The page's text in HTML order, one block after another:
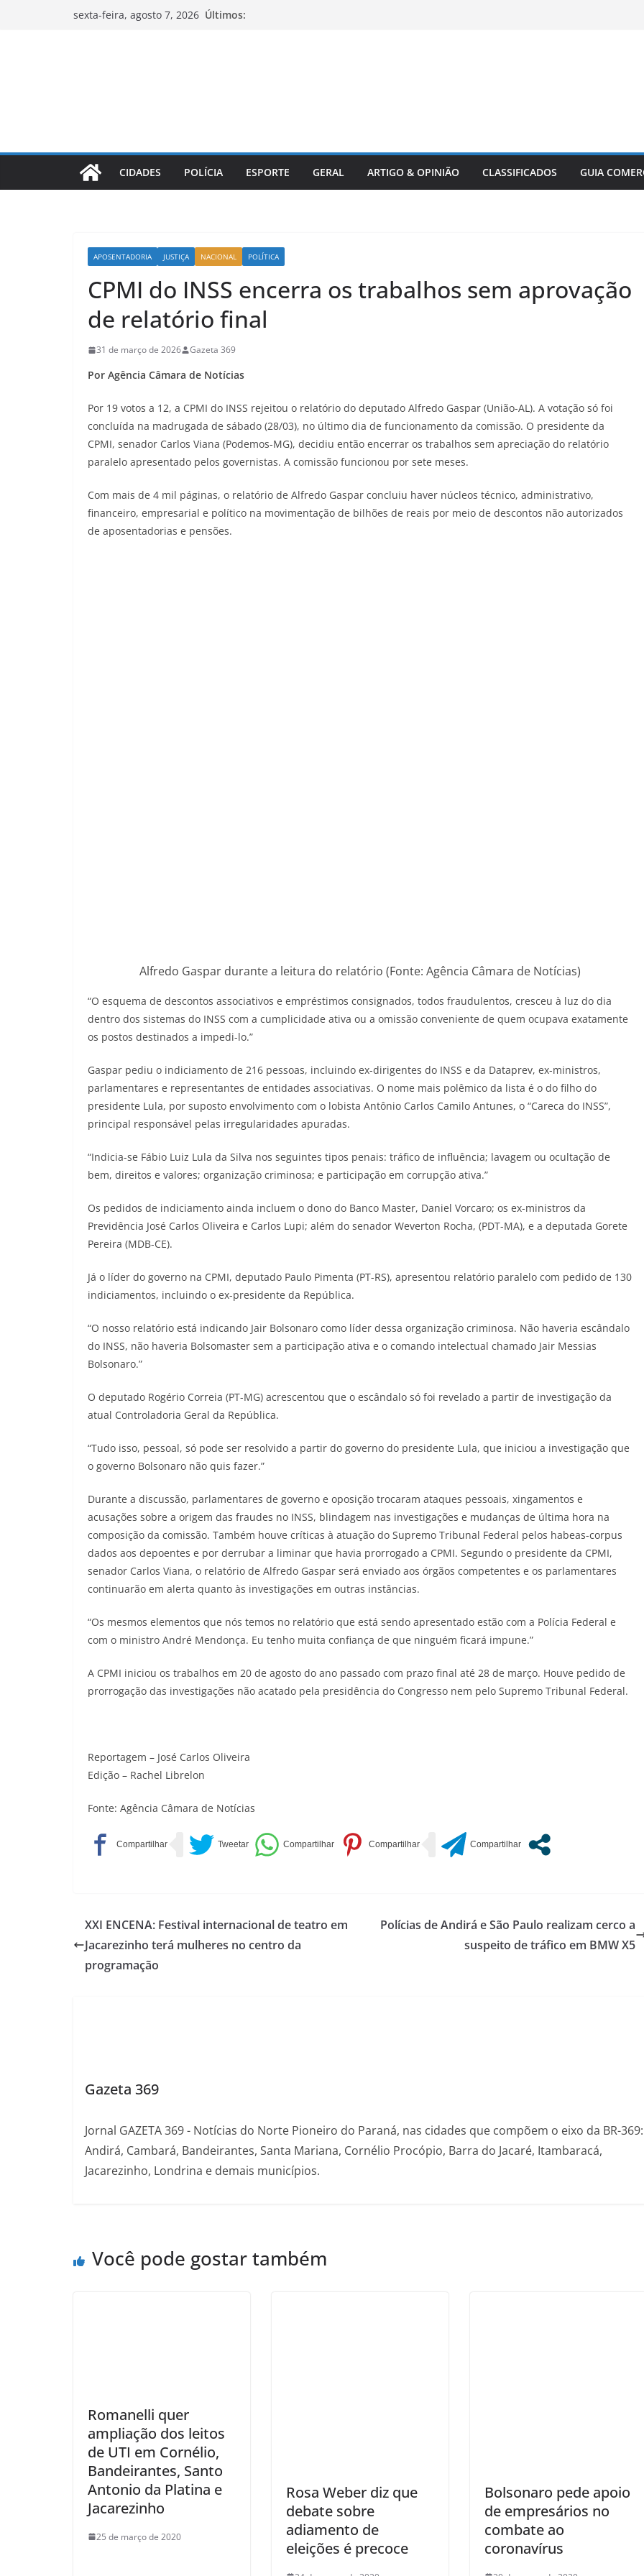
sexta-feira, agosto 7, 2026 Últimos:
CIDADES POLÍCIA ESPORTE GERAL ARTIGO & OPINIÃO CLASSIFICADOS GUIA
APOSENTADORIA JUSTIÇA NACIONAL POLÍTICA
CPMI do INSS encerra os trabalhos sem aprovação
de relatório final
31 de março de 2026 Gazeta 369
Por Agência Câmara de Notícias
Por 19 votos a 12, a CPMI do INSS rejeitou o relatório do deputado Alfredo Gaspar (União-AL). A votação só foi
concluída na madrugada de sábado (28/03), no último dia de funcionamento da comissão. O presidente da
CPMI, senador Carlos Viana (Podemos-MG), decidiu então encerrar os trabalhos sem apreciação do relatório
paralelo apresentado pelos governistas. A comissão funcionou por sete meses.
Com mais de 4 mil páginas, o relatório de Alfredo Gaspar concluiu haver núcleos técnico, administrativo,
financeiro, empresarial e político na movimentação de bilhões de reais por meio de descontos não autorizados
de aposentadorias e pensões.
Alfredo Gaspar durante a leitura do relatório (Fonte: Agência Câmara de Notícias)
“O esquema de descontos associativos e empréstimos consignados, todos fraudulentos, cresceu à luz do dia
dentro dos sistemas do INSS com a cumplicidade ativa ou a omissão conveniente de quem ocupava exatamente
os postos destinados a impedi-lo.”
Gaspar pediu o indiciamento de 216 pessoas, incluindo ex-dirigentes do INSS e da Dataprev, ex-ministros,
parlamentares e representantes de entidades associativas. O nome mais polêmico da lista é o do filho do
presidente Lula, por suposto envolvimento com o lobista Antônio Carlos Camilo Antunes, o “Careca do INSS”,
principal responsável pelas irregularidades apuradas.
“Indicia-se Fábio Luiz Lula da Silva nos seguintes tipos penais: tráfico de influência; lavagem ou ocultação de
bem, direitos e valores; organização criminosa; e participação em corrupção ativa.”
Os pedidos de indiciamento ainda incluem o dono do Banco Master, Daniel Vorcaro; os ex-ministros da
Previdência José Carlos Oliveira e Carlos Lupi; além do senador Weverton Rocha, (PDT-MA), e a deputada Gorete
Pereira (MDB-CE).
Já o líder do governo na CPMI, deputado Paulo Pimenta (PT-RS), apresentou relatório paralelo com pedido de 130
indiciamentos, incluindo o ex-presidente da República.
“O nosso relatório está indicando Jair Bolsonaro como líder dessa organização criminosa. Não haveria escândalo
do INSS, não haveria Bolsomaster sem a participação ativa e o comando intelectual chamado Jair Messias
Bolsonaro.”
O deputado Rogério Correia (PT-MG) acrescentou que o escândalo só foi revelado a partir de investigação da
atual Controladoria Geral da República.
“Tudo isso, pessoal, só pode ser resolvido a partir do governo do presidente Lula, que iniciou a investigação que
o governo Bolsonaro não quis fazer.”
Durante a discussão, parlamentares de governo e oposição trocaram ataques pessoais, xingamentos e
acusações sobre a origem das fraudes no INSS, blindagem nas investigações e mudanças de última hora na
composição da comissão. Também houve críticas à atuação do Supremo Tribunal Federal pelos habeas-corpus
dados aos depoentes e por derrubar a liminar que havia prorrogado a CPMI. Segundo o presidente da CPMI,
senador Carlos Viana, o relatório de Alfredo Gaspar será enviado aos órgãos competentes e os parlamentares
continuarão em alerta quanto às investigações em outras instâncias.
“Os mesmos elementos que nós temos no relatório que está sendo apresentado estão com a Polícia Federal e
com o ministro André Mendonça. Eu tenho muita confiança de que ninguém ficará impune.”
A CPMI iniciou os trabalhos em 20 de agosto do ano passado com prazo final até 28 de março. Houve pedido de
prorrogação das investigações não acatado pela presidência do Congresso nem pelo Supremo Tribunal Federal.
Reportagem – José Carlos Oliveira
Edição – Rachel Librelon
Fonte: Agência Câmara de Notícias
XXI ENCENA: Festival internacional de teatro em
Jacarezinho terá mulheres no centro da
programação
Polícias de Andirá e São Paulo realizam cerco a
suspeito de tráfico em BMW X5
Gazeta 369
Jornal GAZETA 369 - Notícias do Norte Pioneiro do Paraná, nas cidades que compõem o eixo da BR-369:
Andirá, Cambará, Bandeirantes, Santa Mariana, Cornélio Procópio, Barra do Jacaré, Itambaracá,
Jacarezinho, Londrina e demais municípios.
Você pode gostar também
Romanelli quer
ampliação dos leitos
de UTI em Cornélio,
Bandeirantes, Santo
Antonio da Platina e
Jacarezinho
25 de março de 2020
Rosa Weber diz que
debate sobre
adiamento de
eleições é precoce
Bolsonaro pede apoio
de empresários no
combate ao
coronavírus